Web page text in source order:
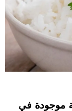
موجودة في